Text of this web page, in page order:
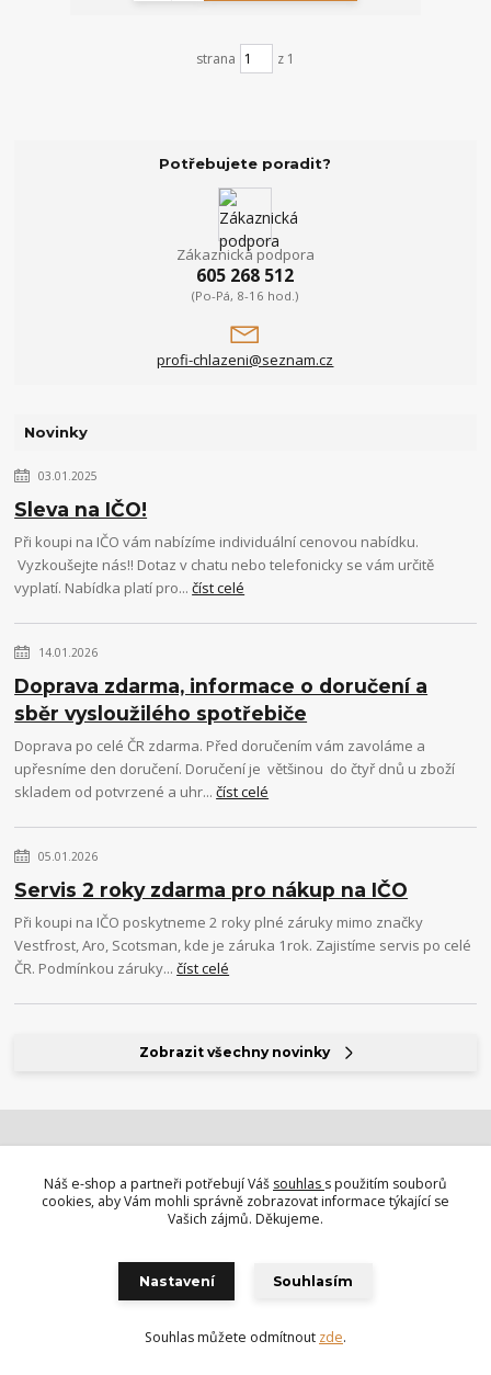
strana z 1
Potřebujete poradit?
Zákaznická podpora
605 268 512
(Po-Pá, 8-16 hod.)
profi-chlazeni@seznam.cz
Novinky
03.01.2025
Sleva na IČO!
Při koupi na IČO vám nabízíme individuální cenovou nabídku.
Vyzkoušejte nás!! Dotaz v chatu nebo telefonicky se vám určitě
vyplatí. Nabídka platí pro...číst celé
14.01.2026
Doprava zdarma, informace o doručení a
sběr vysloužilého spotřebiče
Doprava po celé ČR zdarma. Před doručením vám zavoláme a
upřesníme den doručení. Doručení je většinou do čtyř dnů u zboží
skladem od potvrzené a uhr...číst celé
05.01.2026
Servis 2 roky zdarma pro nákup na IČO
Při koupi na IČO poskytneme 2 roky plné záruky mimo značky
Vestfrost, Aro, Scotsman, kde je záruka 1rok. Zajistíme servis po celé
ČR. Podmínkou záruky...číst celé
Zobrazit všechny novinky
doprava zdarma, informace o doručení a sběr
spotřebičů
pro slevu klikněte zde
péče o naše partnery
Náš e-shop a partneři potřebují Váš souhlas s použitím souborů
cookies, aby Vám mohli správně zobrazovat informace týkající se
Vašich zájmů. Děkujeme.
Nastavení Souhlasím
Souhlas můžete odmítnout zde.